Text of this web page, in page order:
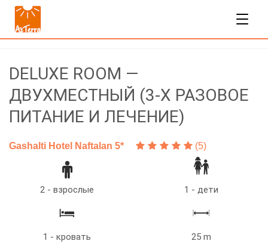
DELUXE ROOM —
ДВУХМЕСТНЫЙ (3-Х РАЗОВОЕ
ПИТАНИЕ И ЛЕЧЕНИЕ)
Gashalti Hotel Naftalan 5* (5)
2 - взрослые 1 - дети
1 - кровать 25 m